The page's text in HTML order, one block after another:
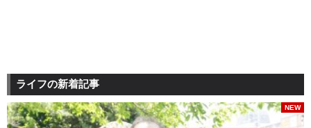
ライフの新着記事
NEW